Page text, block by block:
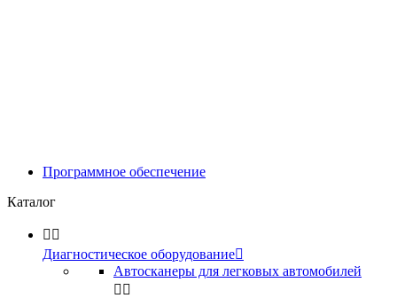
Программное обеспечение
Каталог
 
Диагностическое оборудование
Автосканеры для легковых автомобилей
 